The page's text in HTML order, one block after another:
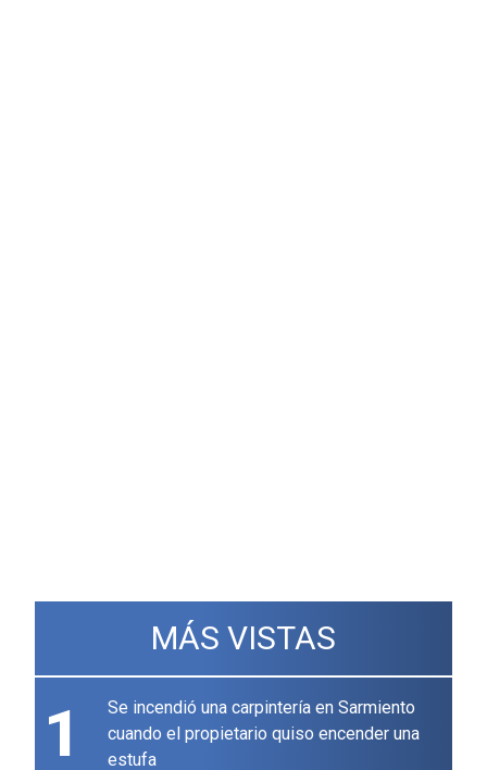
MÁS VISTAS
1
Se incendió una carpintería en Sarmiento
cuando el propietario quiso encender una
estufa